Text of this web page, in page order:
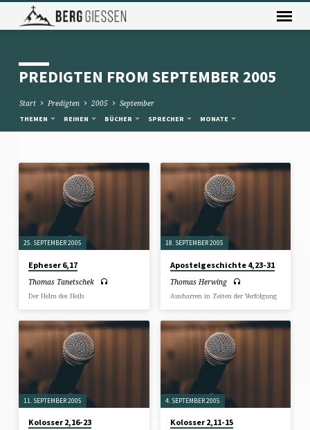
PREDIGTEN FROM SEPTEMBER 2005
Start Predigten 2005 September
THEMEN REIHEN BÜCHER SPRECHER MONATE
PREDIGTEN
FROM
SEPTEMBER
2005
25. SEPTEMBER 2005
Epheser 6,17
Thomas Tanetschek
Der Helm des Heils
18. SEPTEMBER 2005
Apostelgeschichte 4,23-31
Thomas Herwing
Ausharren in Zeiten der Verfolgung
11. SEPTEMBER 2005
Kolosser 2,16-23
4. SEPTEMBER 2005
Kolosser 2,11-15